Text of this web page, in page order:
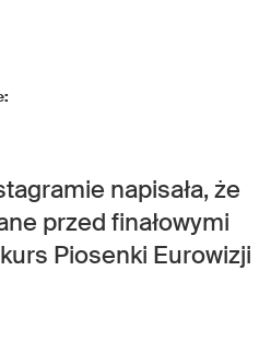
napisała, że
przed finałowymi
Piosenki Eurowizji